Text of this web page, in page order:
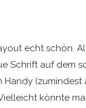
echt schön.
Schrift auf dem
Handy (zumindest
könnte